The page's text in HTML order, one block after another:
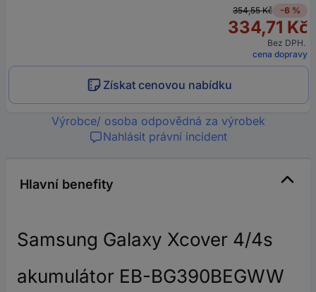
354,55 Kč
-6 %
334,71 Kč
Bez DPH.
cena dopravy
Získat cenovou nabídku
Výrobce/ osoba odpovědná za výrobek
Nahlásit právní incident
Hlavní benefity
Samsung Galaxy Xcover 4/4s
akumulátor EB-BG390BEGWW